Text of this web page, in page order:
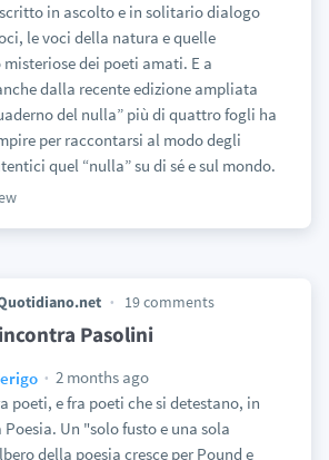
in ascolto e in solitario dialogo
le voci della natura e quelle
dei poeti amati. E a
dalla recente edizione ampliata
del nulla” più di quattro fogli ha
per raccontarsi al modo degli
quel “nulla” su di sé e sul mondo.
19 comments
Pasolini
2 months ago
poeti, e fra poeti che si detestano, in
Poesia. Un "solo fusto e una sola
della poesia cresce per Pound e